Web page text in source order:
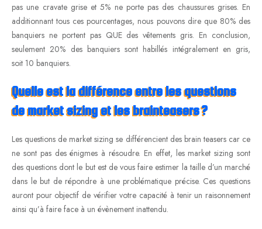
pas une cravate grise et 5% ne porte pas des chaussures grises. En
additionnant tous ces pourcentages, nous pouvons dire que 80% des
banquiers ne portent pas QUE des vêtements gris. En conclusion,
seulement 20% des banquiers sont habillés intégralement en gris,
soit 10 banquiers.
Quelle est la différence entre les questions
de market sizing et les brainteasers ?
Les questions de market sizing se différencient des brain teasers car ce
ne sont pas des énigmes à résoudre. En effet, les market sizing sont
des questions dont le but est de vous faire estimer la taille d’un marché
dans le but de répondre à une problématique précise. Ces questions
auront pour objectif de vérifier votre capacité à tenir un raisonnement
ainsi qu’à faire face à un évènement inattendu.